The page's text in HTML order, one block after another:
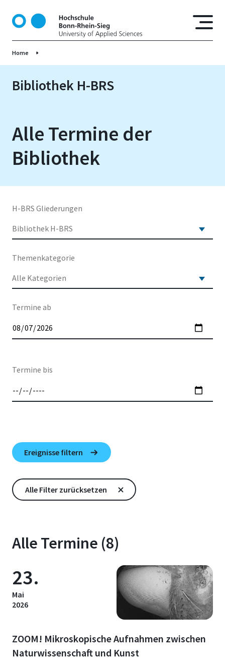
t
Home
Bibliothek H-BRS
Alle Termine der
Bibliothek
H-BRS Gliederungen
Themenkategorie
Termine ab
Termine bis
Alle Termine (8)
23.
Mai
2026
ZOOM! Mikroskopische Aufnahmen zwischen
Naturwissenschaft und Kunst